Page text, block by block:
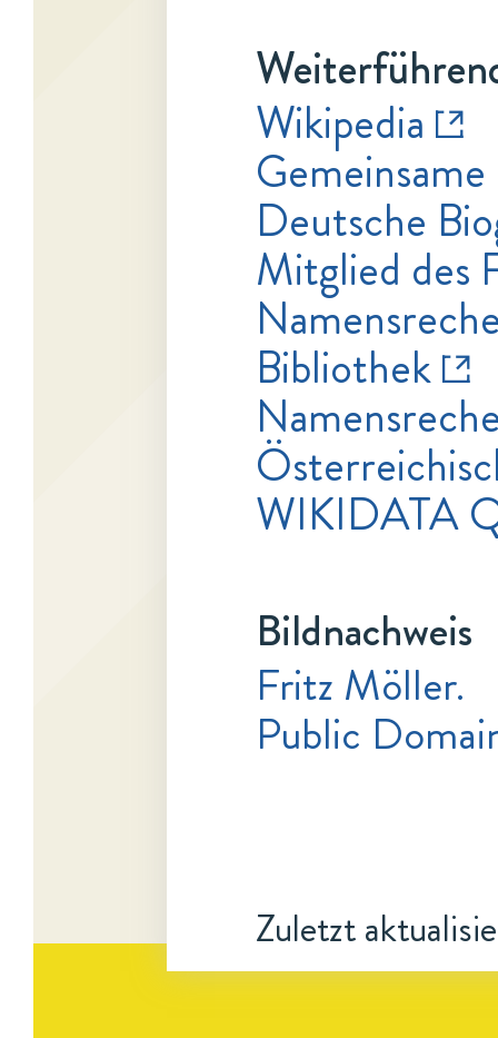
Wikipedia
Deutsche
Mitglied des
Bibliothek
WIKIDATA
Bildnachweis
Fritz Möller.
Public
Zuletzt